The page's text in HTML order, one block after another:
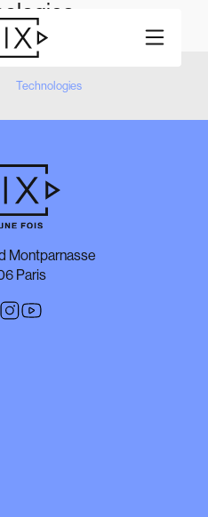
Technologies
Montparnasse
Paris